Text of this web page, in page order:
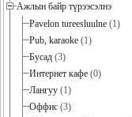
Ажлын байр түрээсэлнэ
Pavelon tureesluulne (1)
Pub, karaoke (1)
Бусад (3)
Интернет кафе (0)
Лангуу (1)
Оффис (3)